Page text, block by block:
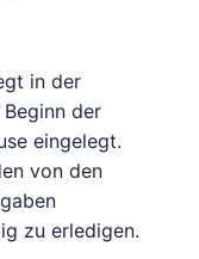
in der
der
eingelegt.
von den
zu erledigen.